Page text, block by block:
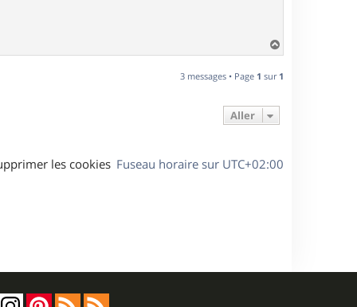
a
t
3 messages • Page 1 sur 1
Aller
Fuseau horaire sur UTC+02:00
les cookies